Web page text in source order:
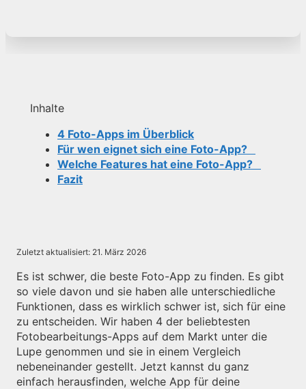
Inhalte
4 Foto-Apps im Überblick
Für wen eignet sich eine Foto-App?
Welche Features hat eine Foto-App?
Fazit
Zuletzt aktualisiert: 21. März 2026
Es ist schwer, die beste Foto-App zu finden. Es gibt
so viele davon und sie haben alle unterschiedliche
Funktionen, dass es wirklich schwer ist, sich für eine
zu entscheiden. Wir haben 4 der beliebtesten
Fotobearbeitungs-Apps auf dem Markt unter die
Lupe genommen und sie in einem Vergleich
nebeneinander gestellt. Jetzt kannst du ganz
einfach herausfinden, welche App für deine